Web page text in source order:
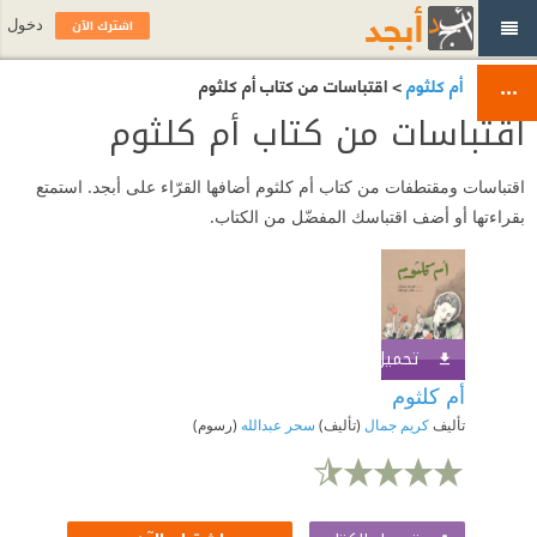
أم كلثوم> اقتباسات من كتاب أم كلثوم
اقتباسات من كتاب أم كلثوم
اقتباسات ومقتطفات من كتاب أم كلثوم أضافها القرّاء على أبجد. استمتع
بقراءتها أو أضف اقتباسك المفضّل من الكتاب.
تحميل الكتاب
أم كلثوم
تأليفكريم جمال (تأليف) سحر عبدالله (رسوم)
اشترك الآن دخول